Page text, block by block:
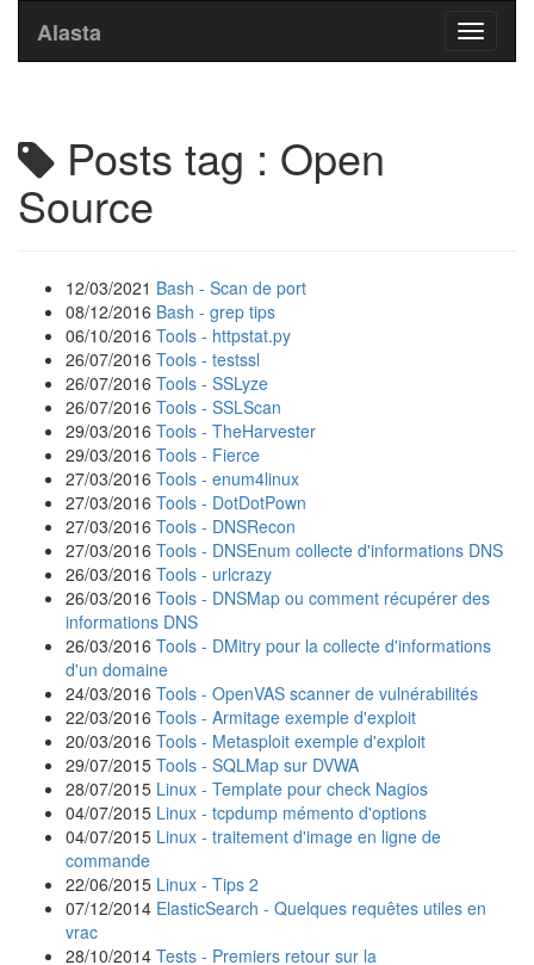
Toggle
Alasta
Posts tag : Open
Source
12/03/2021 Bash - Scan de port
08/12/2016 Bash - grep tips
06/10/2016 Tools - httpstat.py
26/07/2016 Tools - testssl
26/07/2016 Tools - SSLyze
26/07/2016 Tools - SSLScan
29/03/2016 Tools - TheHarvester
29/03/2016 Tools - Fierce
27/03/2016 Tools - enum4linux
27/03/2016 Tools - DotDotPown
27/03/2016 Tools - DNSRecon
27/03/2016 Tools - DNSEnum collecte d'informations DNS
26/03/2016 Tools - urlcrazy
26/03/2016 Tools - DNSMap ou comment récupérer des
informations DNS
26/03/2016 Tools - DMitry pour la collecte d'informations
d'un domaine
24/03/2016 Tools - OpenVAS scanner de vulnérabilités
22/03/2016 Tools - Armitage exemple d'exploit
20/03/2016 Tools - Metasploit exemple d'exploit
29/07/2015 Tools - SQLMap sur DVWA
28/07/2015 Linux - Template pour check Nagios
04/07/2015 Linux - tcpdump mémento d'options
04/07/2015 Linux - traitement d'image en ligne de
commande
22/06/2015 Linux - Tips 2
07/12/2014 ElasticSearch - Quelques requêtes utiles en
vrac
28/10/2014 Tests - Premiers retour sur la